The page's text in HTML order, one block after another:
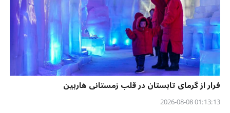
فرار از گرمای تابستان در قلب زمستانی هاربین
01:13:13 2026-08-08